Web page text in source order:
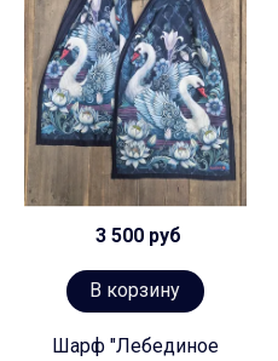
3 500 руб
В корзину
Шарф "Лебединое